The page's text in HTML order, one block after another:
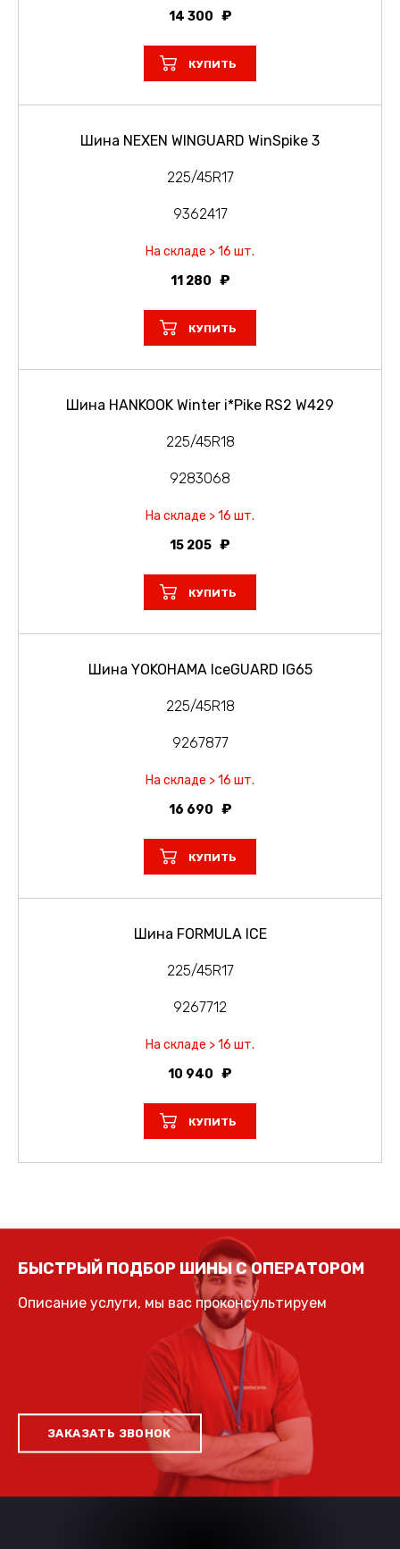
14 300
КУПИТЬ
Шина NEXEN WINGUARD WinSpike 3
225/45R17
9362417
На складе > 16 шт.
11 280
КУПИТЬ
Шина HANKOOK Winter i*Pike RS2 W429
225/45R18
9283068
На складе > 16 шт.
15 205
КУПИТЬ
Шина YOKOHAMA IceGUARD IG65
225/45R18
9267877
На складе > 16 шт.
16 690
КУПИТЬ
Шина FORMULA ICE
225/45R17
9267712
На складе > 16 шт.
10 940
КУПИТЬ
БЫСТРЫЙ ПОДБОР ШИНЫ С ОПЕРАТОРОМ
Описание услуги, мы вас проконсультируем
ЗАКАЗАТЬ ЗВОНОК